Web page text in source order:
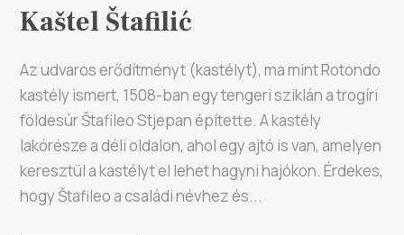
Kaštel Štafilić
Az udvaros erődítményt (kastélyt), ma mint Rotondo
kastély ismert, 1508-ban egy tengeri sziklán a trogíri
földesúr Štafileo Stjepan építette. A kastély
lakórésze a déli oldalon, ahol egy ajtó is van, amelyen
keresztül a kastélyt el lehet hagyni hajókon. Érdekes,
hogy Štafileo a családi névhez és...